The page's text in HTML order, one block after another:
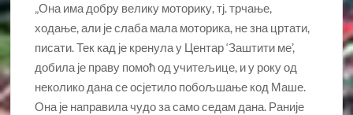
„Она има добру велику моторику, тј. трчање,
ходање, али је слаба мала моторика, не зна цртати,
писати. Тек кад је кренула у Центар ‘Заштити ме’,
добила је праву помоћ од учитељице, и у року од
неколико дана се осјетило побољшање код Маше.
Она је направила чудо за само седам дана. Раније